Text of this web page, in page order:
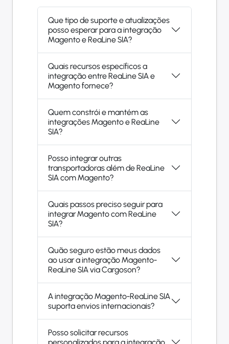
Que tipo de suporte e atualizações
posso esperar para a integração
Magento e ReaLine SIA?
Quais recursos específicos a
integração entre ReaLine SIA e
Magento fornece?
Quem constrói e mantém as
integrações Magento e ReaLine
SIA?
Posso integrar outras
transportadoras além de ReaLine
SIA com Magento?
Quais passos preciso seguir para
integrar Magento com ReaLine
SIA?
Quão seguro estão meus dados
ao usar a integração Magento-
ReaLine SIA via Cargoson?
A integração Magento-ReaLine SIA
suporta envios internacionais?
Posso solicitar recursos
personalizados para a integração